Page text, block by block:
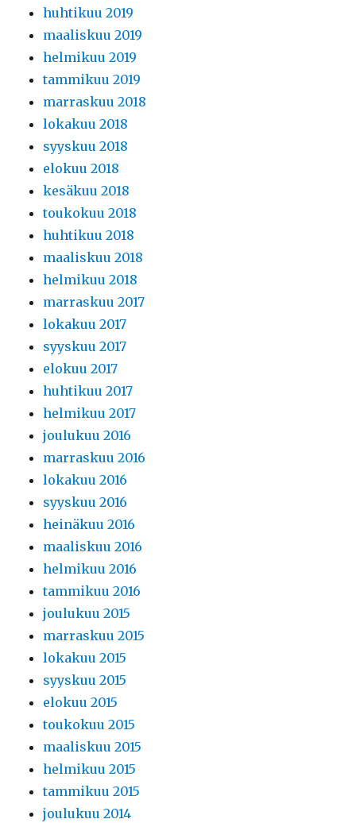
huhtikuu 2019
maaliskuu 2019
helmikuu 2019
tammikuu 2019
marraskuu 2018
lokakuu 2018
syyskuu 2018
elokuu 2018
kesäkuu 2018
toukokuu 2018
huhtikuu 2018
maaliskuu 2018
helmikuu 2018
marraskuu 2017
lokakuu 2017
syyskuu 2017
elokuu 2017
huhtikuu 2017
helmikuu 2017
joulukuu 2016
marraskuu 2016
lokakuu 2016
syyskuu 2016
heinäkuu 2016
maaliskuu 2016
helmikuu 2016
tammikuu 2016
joulukuu 2015
marraskuu 2015
lokakuu 2015
syyskuu 2015
elokuu 2015
toukokuu 2015
maaliskuu 2015
helmikuu 2015
tammikuu 2015
joulukuu 2014